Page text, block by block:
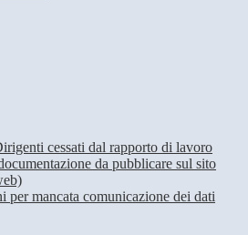
cessati dal rapporto di lavoro
da pubblicare sul sito
per mancata comunicazione dei dati